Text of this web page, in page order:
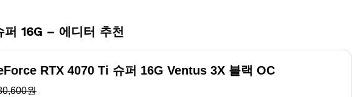
16G – 에디터 추천
RTX 4070 Ti 슈퍼 16G Ventus 3X 블랙 OC
원